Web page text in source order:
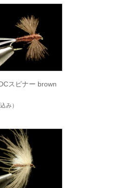
スピナー brown
み）